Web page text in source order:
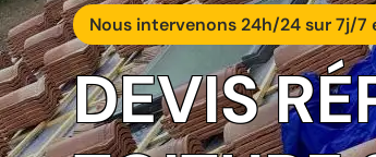
Nous intervenons 24h/24 sur 7j/7
DEVIS